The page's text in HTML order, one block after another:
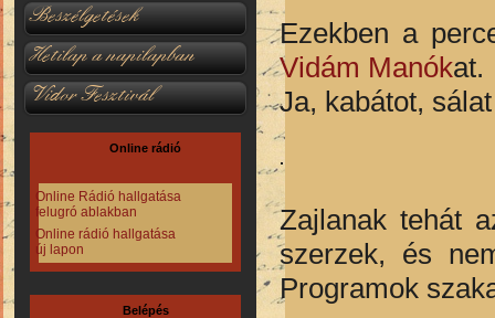
Beszélgetések
Hetilap a napilapban
Vidor Fesztivál
Online rádió
Online Rádió hallgatása
felugró ablakban
Online rádió hallgatása
új lapon
Belépés
Ezekben a
Vidám Manókat.
Ja, kabátot,
Zajlanak tehát
szerzek, és
Programok